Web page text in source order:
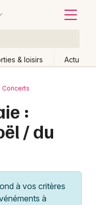
& loisirs Actu
Concerts
:
/ du
à vos critères
à
moi
Effacer les dates